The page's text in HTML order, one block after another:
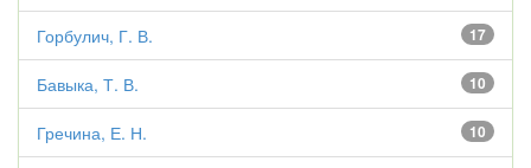
17
Горбулич, Г. В.
10
Бавыка, Т. В.
10
Гречина, Е. Н.